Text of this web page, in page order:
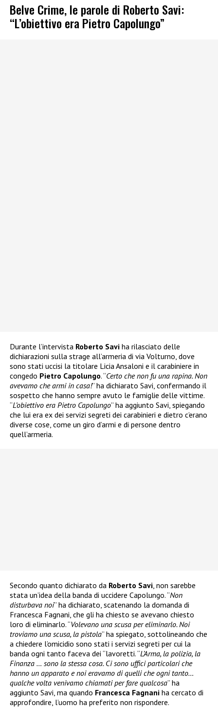
Belve Crime, le parole di Roberto Savi:
“L’obiettivo era Pietro Capolungo”
Durante l’intervista Roberto Savi ha rilasciato delle
dichiarazioni sulla strage all’armeria di via Volturno, dove
sono stati uccisi la titolare Licia Ansaloni e il carabiniere in
congedo Pietro Capolungo. “Certo che non fu una rapina. Non
avevamo che armi in casa!” ha dichiarato Savi, confermando il
sospetto che hanno sempre avuto le famiglie delle vittime.
“L’obiettivo era Pietro Capolungo” ha aggiunto Savi, spiegando
che lui era ex dei servizi segreti dei carabinieri e dietro c’erano
diverse cose, come un giro d’armi e di persone dentro
quell’armeria.
Secondo quanto dichiarato da Roberto Savi, non sarebbe
stata un’idea della banda di uccidere Capolungo. “Non
disturbava noi” ha dichiarato, scatenando la domanda di
Francesca Fagnani, che gli ha chiesto se avevano chiesto
loro di eliminarlo. “Volevano una scusa per eliminarlo. Noi
troviamo una scusa, la pistola” ha spiegato, sottolineando che
a chiedere l’omicidio sono stati i servizi segreti per cui la
banda ogni tanto faceva dei “lavoretti. “L’Arma, la polizia, la
Finanza … sono la stessa cosa. Ci sono uffici particolari che
hanno un apparato e noi eravamo di quelli che ogni tanto…
qualche volta venivamo chiamati per fare qualcosa” ha
aggiunto Savi, ma quando Francesca Fagnani ha cercato di
approfondire, l’uomo ha preferito non rispondere.